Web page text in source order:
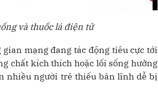
và thuốc lá điện tử
mạng đang tác động tiêu cực tới
chất kích thích hoặc lối sống hưởng
nhiều người trẻ thiếu bản lĩnh dễ bị